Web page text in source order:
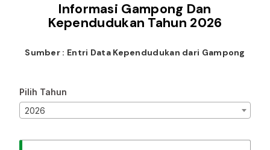
Informasi Gampong Dan
Kependudukan Tahun 2026
Sumber : Entri Data Kependudukan dari Gampong
Pilih Tahun
2026